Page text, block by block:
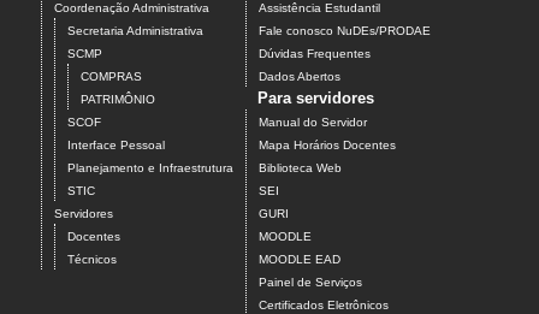
Coordenação Administrativa
Secretaria Administrativa
SCMP
COMPRAS
PATRIMÔNIO
SCOF
Interface Pessoal
Planejamento e Infraestrutura
STIC
Servidores
Docentes
Técnicos
Assistência Estudantil
Fale conosco NuDEs/PRODAE
Dúvidas Frequentes
Dados Abertos
Para servidores
Manual do Servidor
Mapa Horários Docentes
Biblioteca Web
SEI
GURI
MOODLE
MOODLE EAD
Painel de Serviços
Certificados Eletrônicos